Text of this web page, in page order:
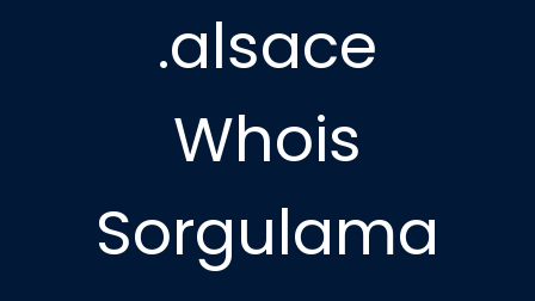
.alsace
Whois
Sorgulama